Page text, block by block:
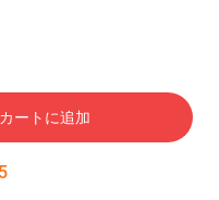
カートに追加